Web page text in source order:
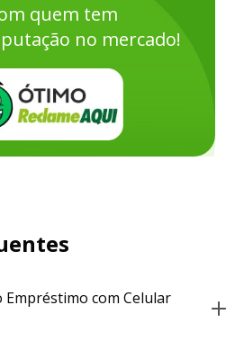
quem tem
no mercado!
com Celular